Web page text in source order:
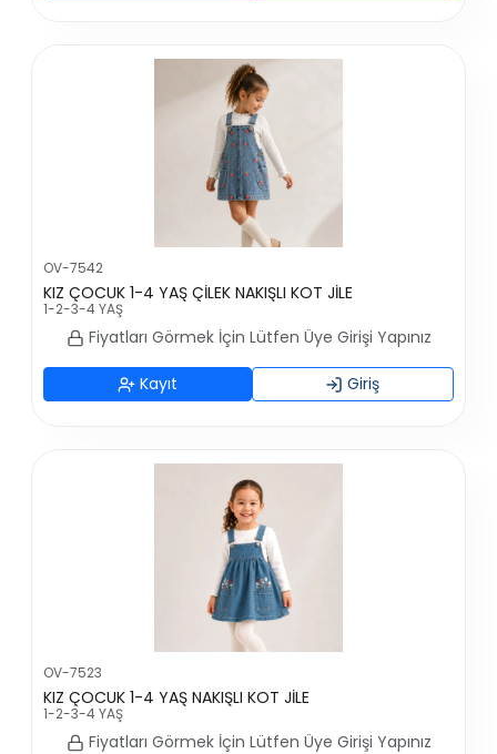
OV-7542
KIZ ÇOCUK 1-4 YAŞ ÇİLEK NAKIŞLI KOT JİLE
1-2-3-4 YAŞ
Fiyatları Görmek İçin Lütfen Üye Girişi Yapınız
Kayıt Giriş
OV-7523
KIZ ÇOCUK 1-4 YAŞ NAKIŞLI KOT JİLE
1-2-3-4 YAŞ
Fiyatları Görmek İçin Lütfen Üye Girişi Yapınız